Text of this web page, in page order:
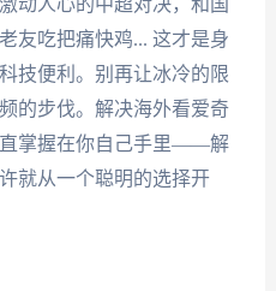
动人心的中超对决，和国
友吃把痛快鸡... 这才是身
技便利。别再让冰冷的限
的步伐。解决海外看爱奇
掌握在你自己手里——解
就从一个聪明的选择开